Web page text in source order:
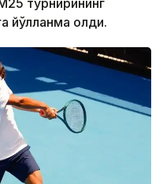
турнирининг
йўлланма олди.